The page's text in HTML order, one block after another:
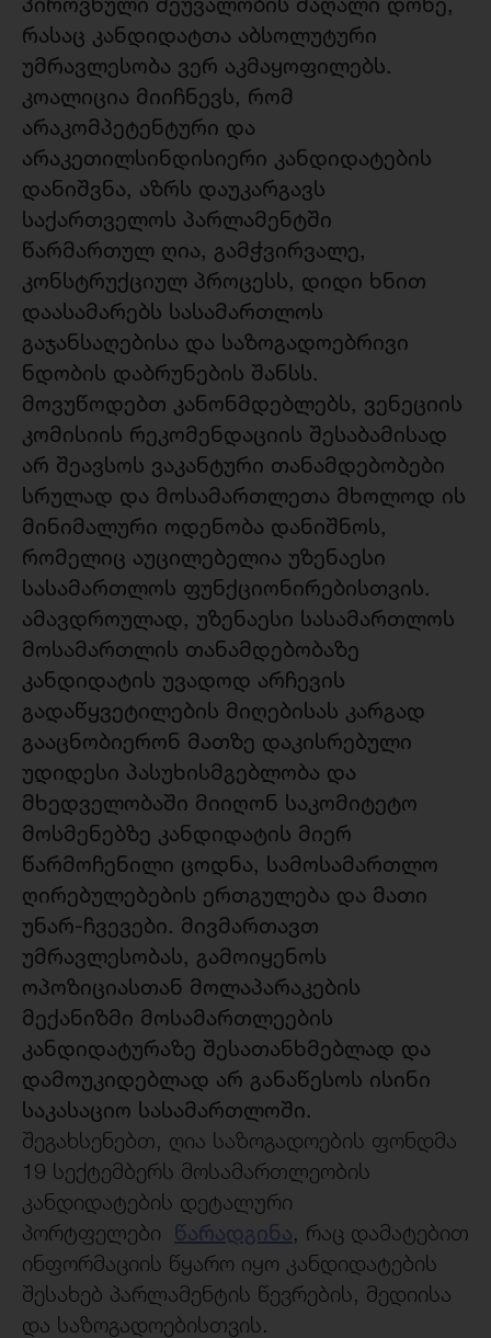
რასაც კანდიდატთა აბსოლუტური
უმრავლესობა ვერ აკმაყოფილებს.
კოალიცია მიიჩნევს, რომ
არაკომპეტენტური და
არაკეთილსინდისიერი კანდიდატების
დანიშვნა, აზრს დაუკარგავს
საქართველოს პარლამენტში
წარმართულ ღია, გამჭვირვალე,
კონსტრუქციულ პროცესს, დიდი ხნით
დაასამარებს სასამართლოს
გაჯანსაღებისა და საზოგადოებრივი
ნდობის დაბრუნების შანსს.
მოვუწოდებთ კანონმდებლებს, ვენეციის
კომისიის რეკომენდაციის შესაბამისად
არ შეავსოს ვაკანტური თანამდებობები
სრულად და მოსამართლეთა მხოლოდ ის
მინიმალური ოდენობა დანიშნოს,
რომელიც აუცილებელია უზენაესი
სასამართლოს ფუნქციონირებისთვის.
ამავდროულად, უზენაესი სასამართლოს
მოსამართლის თანამდებობაზე
კანდიდატის უვადოდ არჩევის
გადაწყვეტილების მიღებისას კარგად
გააცნობიერონ მათზე დაკისრებული
უდიდესი პასუხისმგებლობა და
მხედველობაში მიიღონ საკომიტეტო
მოსმენებზე კანდიდატის მიერ
წარმოჩენილი ცოდნა, სამოსამართლო
ღირებულებების ერთგულება და მათი
უნარ-ჩვევები. მივმართავთ
უმრავლესობას, გამოიყენოს
ოპოზიციასთან მოლაპარაკების
მექანიზმი მოსამართლეების
კანდიდატურაზე შესათანხმებლად და
დამოუკიდებლად არ განაწესოს ისინი
საკასაციო სასამართლოში.
შეგახსენებთ, ღია საზოგადოების ფონდმა
19 სექტემბერს მოსამართლეობის
კანდიდატების დეტალური
პორტფელები წარადგინა, რაც დამატებით
ინფორმაციის წყარო იყო კანდიდატების
შესახებ პარლამენტის წევრების, მედიისა
და საზოგადოებისთვის.